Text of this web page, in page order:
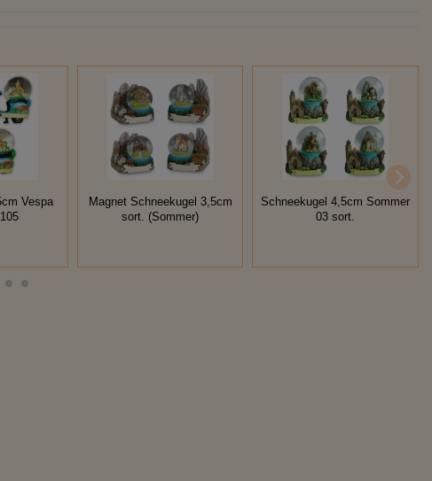
Vespa
Magnet Schneekugel 3,5cm
sort. (Sommer)
Schneekugel 4,5cm Sommer
03 sort.